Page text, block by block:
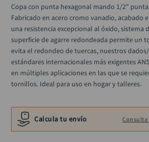
Copa con punta hexagonal mando 1/2"
Fabricado en acero cromo vanadio, acabado
una resistencia excepcional al óxido, sistema
superficie de agarre redondeada permite un
evita el redondeo de tuercas, nuestros
estándares internacionales más exigentes
en múltiples aplicaciones en las que se
tornillos. Ideal para uso en hogar y talleres.
Calcula tu envío Consulta
llave impacto